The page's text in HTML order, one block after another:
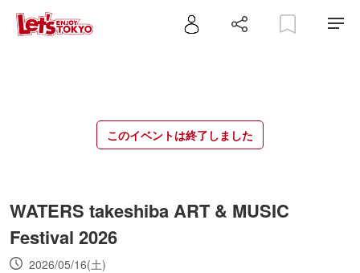
このイベントは終了しました
WATERS takeshiba ART & MUSIC
Festival 2026
2026/05/16(土)